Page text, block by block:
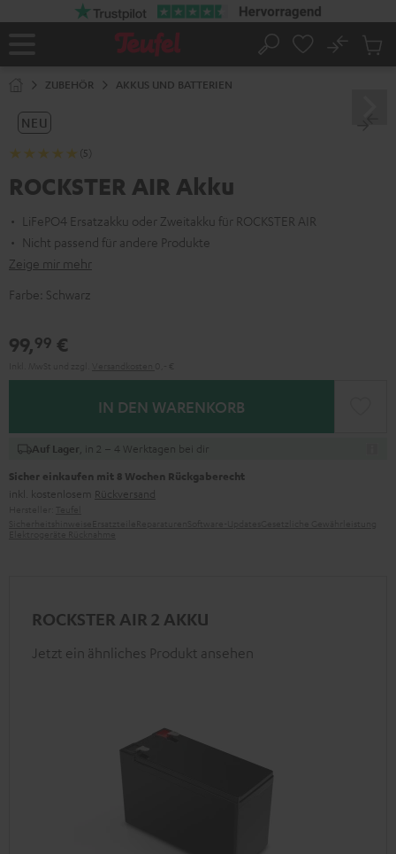
Startseite
Suche
No
ZUBEHÖR AKKUS UND BATTERIEN
NEU
(5)
ROCKSTER AIR Akku
LiFePO4 Ersatzakku oder Zweitakku für ROCKSTER AIR
Nicht passend für andere Produkte
Zeige mir mehr
Farbe: Schwarz
99,99 €
IN DEN WARENKORB
Auf Lager , in 2 – 4 Werktagen bei dir
Sicher einkaufen mit 8 Wochen Rückgaberecht
inkl. kostenlosem Rückversand
ROCKSTER AIR 2 AKKU
Jetzt ein ähnliches Produkt ansehen